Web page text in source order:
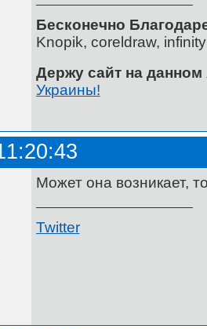
Бесконечно
Knopik, coreldraw,
Держу сайт на данном
Украины!
Может она возникает,
Twitter